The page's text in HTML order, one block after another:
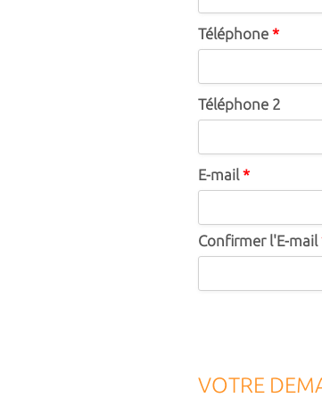
Téléphone *
Téléphone 2
E-mail*
Confirmer l'E-mail
VOTRE